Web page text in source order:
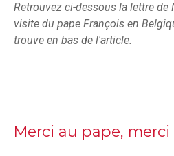
Retrouvez ci-dessous la lettre de
visite du pape François en
trouve en bas de l'article.
Merci au pape, merci